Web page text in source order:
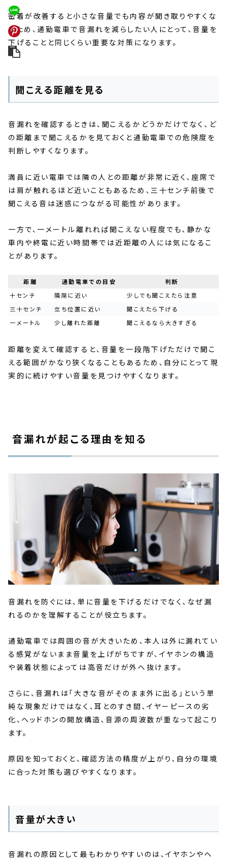
密着が改善すると小さな音量でも内容が聞き取りやすくな
るため、通勤電車で音漏れを減らしたい人にとって、音量を
下げることと同じくらい重要な対策になります。
聞こえる距離を見る
音漏れを確認するときは、聞こえるかどうかだけでなく、ど
の距離まで聞こえるかを見ておくと通勤電車での危険度を
判断しやすくなります。
満員に近い電車では隣の人との距離が非常に近く、座席で
は肩が触れるほど近いこともあるため、三十センチ前後で
聞こえる音は迷惑につながる可能性があります。
一方で、一メートル離れれば聞こえない程度でも、静かな
車内や終電に近い時間帯では近距離の人には気になるこ
とがあります。
距離 通勤電車での目安
判断
十センチ
隣席に近い
少しでも聞こえたら注意
三十センチ
立ち位置に近い
聞こえたら下げる
一メートル
少し離れた距離 聞こえるなら大きすぎる
距離を変えて確認すると、音量を一段階下げただけで聞こ
える範囲がかなり狭くなることもあるため、自分にとって現
実的に続けやすい音量を見つけやすくなります。
音漏れが起こる理由を知る
音漏れを防ぐには、単に音量を下げるだけでなく、なぜ漏
れるのかを理解することが役立ちます。
通勤電車では周囲の音が大きいため、本人は外に漏れてい
る感覚がないまま音量を上げがちですが、イヤホンの構造
や装着状態によっては高音だけが外へ抜けます。
さらに、音漏れは「大きな音がそのまま外に出る」という単
純な現象だけではなく、耳とのすき間、イヤーピースの劣
化、ヘッドホンの開放構造、音源の周波数が重なって起こり
ます。
原因を知っておくと、確認方法の精度が上がり、自分の環境
に合った対策も選びやすくなります。
音量が大きい
音漏れの原因として最もわかりやすいのは、イヤホンやヘ